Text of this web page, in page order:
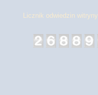
Licznik odwiedzin witryny